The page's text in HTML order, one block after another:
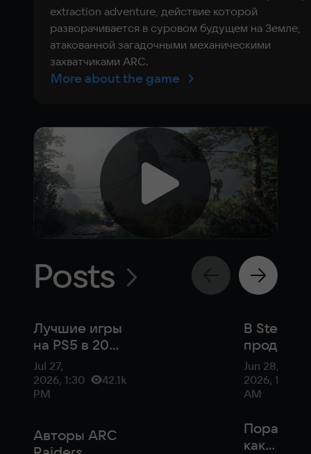
extraction adventure, действие которой
разворачивается в суровом будущем на Земле,
атакованной загадочными механическими
захватчиками ARC.
More about the game
Posts
Лучшие игры
на PS5 в 2026
году
Jul 27,
2026, 1:30
PM
42.1k
Авторы ARC
В Steam
крупная
летняя
до 95%
Jun 28,
2026, 10:50
AM
Пора
как